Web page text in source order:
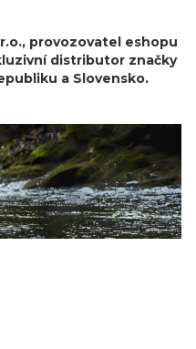
provozovatel eshopu
distributor značky
a Slovensko.